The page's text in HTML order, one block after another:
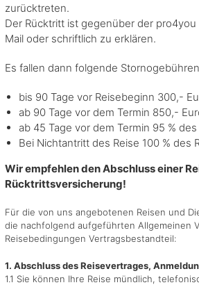
zurücktreten.
Der Rücktritt ist gegenüber der
Mail oder schriftlich zu erklären.
Es fallen dann folgende
bis 90 Tage vor Reisebeginn 300,-
ab 90 Tage vor dem Termin 850,-
ab 45 Tage vor dem Termin 95 %
Bei Nichtantritt des Reise 100 % des
Wir empfehlen den Abschluss einer
Rücktrittsversicherung!
Für die von uns angebotenen Reisen und
die nachfolgend aufgeführten Allgemeinen
Reisebedingungen Vertragsbestandteil:
1. Abschluss des Reisevertrages,
1.1 Sie können Ihre Reise mündlich,